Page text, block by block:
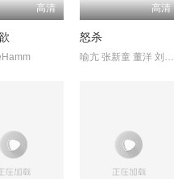
高清 高清
怒杀
喻亢 张新童 董洋 刘珂君